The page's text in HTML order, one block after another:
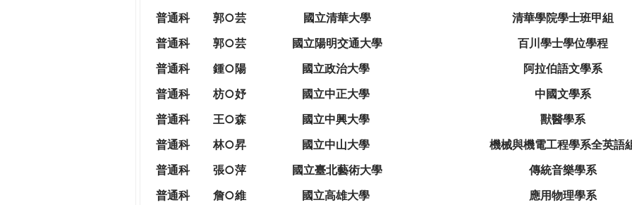
普通科
郭○芸 國立清華大學
清華學院學士班甲組
普通科
郭○芸 國立陽明交通大學
百川學士學位學程
普通科
鍾○陽 國立政治大學
阿拉伯語文學系
普通科
枋○妤 國立中正大學
中國文學系
普通科
王○森 國立中興大學
獸醫學系
普通科
林○昇 國立中山大學
機械與機電工程學系全英語
普通科
張○萍 國立臺北藝術大學
傳統音樂學系
普通科
詹○維 國立高雄大學
應用物理學系